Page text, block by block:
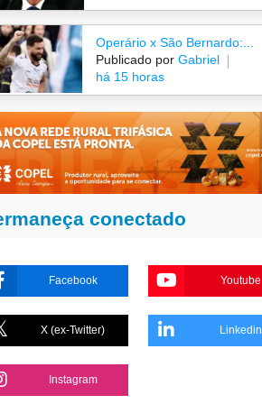
Operário x São Bernardo:...
Publicado por Gabriel
há 15 horas
conectado
Facebook Youtube
X (ex-Twitter) Linkedin
Instagram